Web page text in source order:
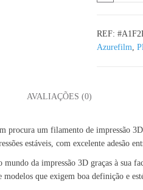
REF:
Azurefilm,
AVALIAÇÕES (0)
procura um filamento de impressão
estáveis, com excelente adesão
da impressão 3D graças à sua
que exigem boa definição e